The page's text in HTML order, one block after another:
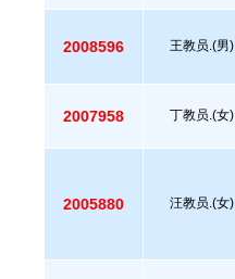
2008596 王教员.(男)
2007958 丁教员.(女)
2005880 汪教员.(女)